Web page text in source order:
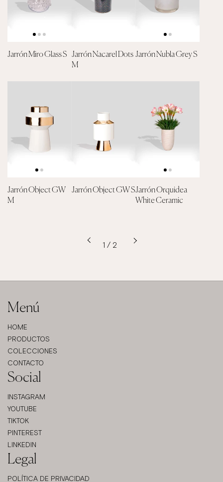
Jarrón Miro Glass S
Jarrón Nacarel Dots
M
Jarrón Nubla Grey S
Jarrón Object GW
M
Jarrón Object GW SJarrón Orquidea
White Ceramic
Anterior 1 / 2
Menú
HOME
PRODUCTOS
COLECCIONES
CONTACTO
Social
INSTAGRAM
YOUTUBE
TIKTOK
PINTEREST
LINKEDIN
Legal
POLÍTICA DE PRIVACIDAD